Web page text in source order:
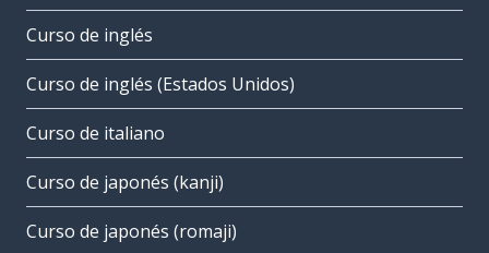
Curso de inglés
Curso de inglés (Estados Unidos)
Curso de italiano
Curso de japonés (kanji)
Curso de japonés (romaji)